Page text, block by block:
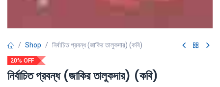
Shop নির্বাচিত প্রবন্ধ (জাকির তালুকদার) (কবি)
20% OFF
নির্বাচিত প্রবন্ধ (জাকির তালুকদার) (কবি)